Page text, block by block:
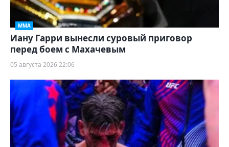
ММА
Иану Гарри вынесли суровый приговор
перед боем с Махачевым
05 августа 2026 22:06